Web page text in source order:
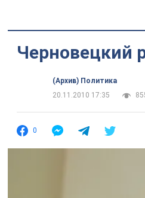
Черновецкий
(Архив) Политика
20.11.2010 17:35
0